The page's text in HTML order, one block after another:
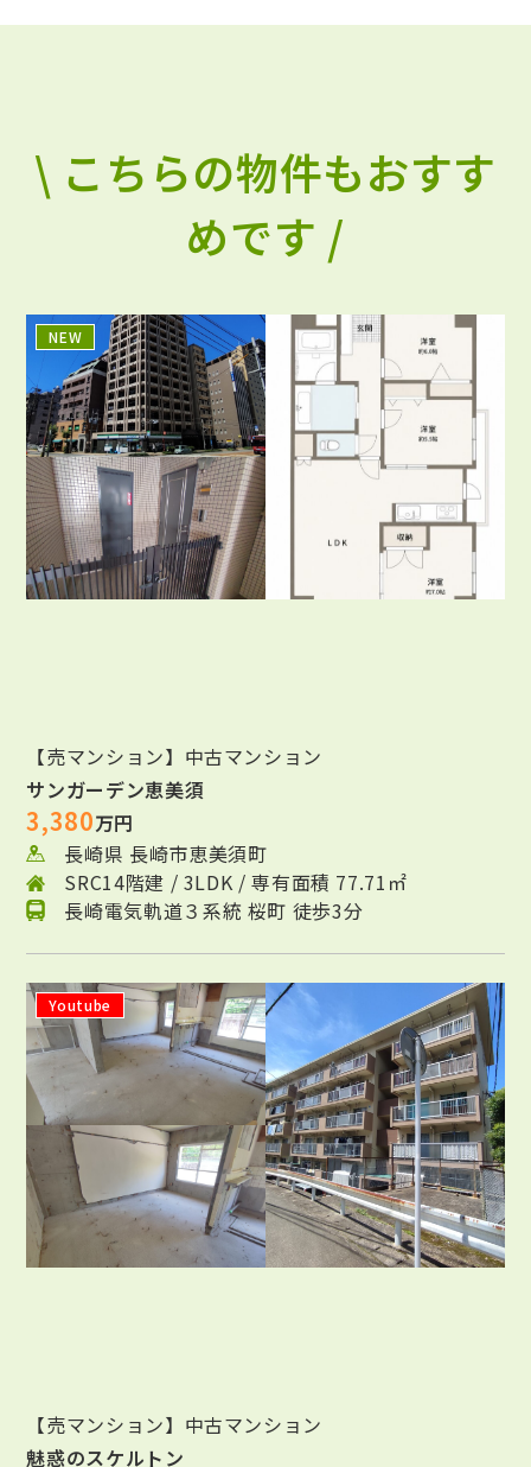
\ こちらの物件もおすす
めです /
NEW
【売マンション】中古マンション
サンガーデン恵美須
3,380万円
長崎県 長崎市恵美須町
SRC14階建 / 3LDK / 専有面積 77.71㎡
長崎電気軌道３系統 桜町 徒歩3分
Youtube
【売マンション】中古マンション
魅惑のスケルトン